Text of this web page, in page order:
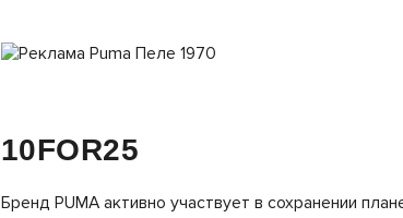
10FOR25
Бренд PUMA активно участвует в сохранении